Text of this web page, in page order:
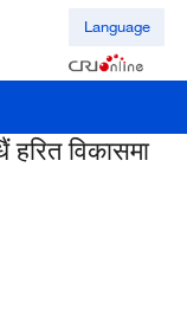
Language
हरित विकासमा